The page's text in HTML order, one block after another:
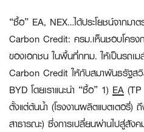
“ซื้อ” EA, NEX…ได้ประโยชน์จากม
Carbon Credit: ครม.เห็นชอบโครง
ของเอกชน ในพื้นที่กทม. ให้เป็นรถเม
Carbon Credit ให้กับสมาพันธรัฐ
BYD โดยเราแนะนำ “ซื้อ” 1) EA
ตั้งแต่ต้นน้ำ (โรงงานผลิตแบตเตอรี่)
สาธารณะ) ซึ่งการเปลี่ยนผ่านไปสู่สัง